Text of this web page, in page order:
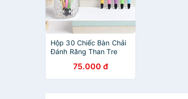
Hộp 30 Chiếc Bàn Chải
Đánh Răng Than Tre
Hàng Chuẩn Loại 1
75.000 đ